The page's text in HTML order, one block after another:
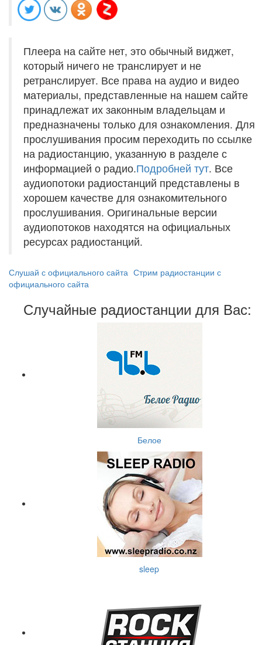
Плеера на сайте нет, это обычный виджет,
который ничего не транслирует и не
ретранслирует. Все права на аудио и видео
материалы, представленные на нашем сайте
принадлежат их законным владельцам и
предназначены только для ознакомления. Для
прослушивания просим переходить по ссылке
на радиостанцию, указанную в разделе с
информацией о радио.Подробней тут. Все
аудиопотоки радиостанций представлены в
хорошем качестве для ознакомительного
прослушивания. Оригинальные версии
аудиопотоков находятся на официальных
ресурсах радиостанций.
Слушай с официального сайта Стрим радиостанции с
официального сайта
Случайные радиостанции для Вас:
Белое
sleep